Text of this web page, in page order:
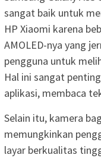
sangat baik untuk
HP Xiaomi karena
AMOLED-nya yang
pengguna untuk
Hal ini sangat
aplikasi, membaca
Selain itu, kamera
memungkinkan
layar berkualitas